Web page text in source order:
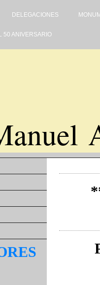
DELEGACIONES
50 ANIVERSARIO